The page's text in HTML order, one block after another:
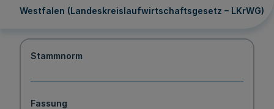
Westfalen (Landeskreislaufwirtschaftsgesetz – LKrWG)
Stammnorm
Fassung